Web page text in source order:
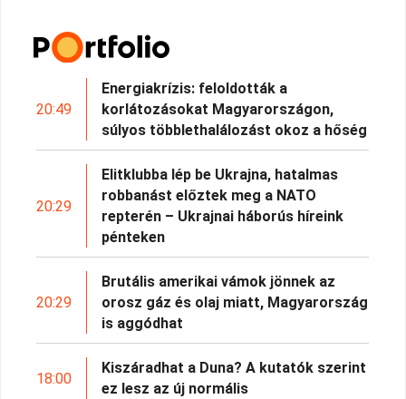
20:49
Energiakrízis: feloldották a
korlátozásokat Magyarországon,
súlyos többlethalálozást okoz a hőség
20:29
Elitklubba lép be Ukrajna, hatalmas
robbanást előztek meg a NATO
repterén – Ukrajnai háborús híreink
pénteken
20:29
Brutális amerikai vámok jönnek az
orosz gáz és olaj miatt, Magyarország
is aggódhat
18:00
Kiszáradhat a Duna? A kutatók szerint
ez lesz az új normális